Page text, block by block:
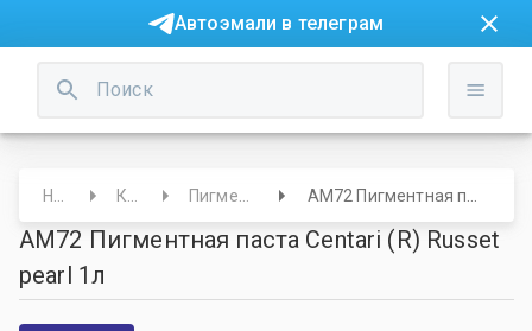
Автоэмали в телеграм
AM72 Пигментная паста Centari (R) Russet
pearl 1л